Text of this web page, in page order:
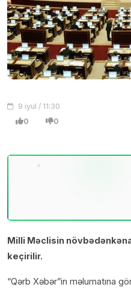
9 iyul / 11:30
0 0
Milli Məclisin
keçirilir.
“Qərb Xəbər”in məlumatına